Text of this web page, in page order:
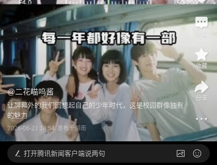
@二花喵呜酱
让屏幕外的我们回想起自己的少年时代，这是校园群像独有
的魅力
2026-06-21 14:54 发布于湖南
评论
收藏
分享
打开腾讯新闻客户端说两句